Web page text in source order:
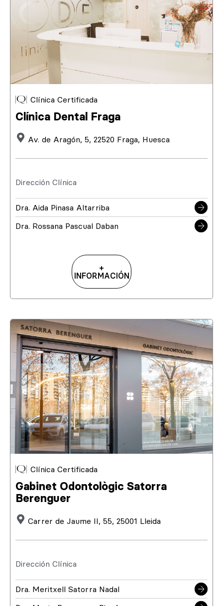
Clínica Certificada
Clínica Dental Fraga
Av. de Aragón, 5, 22520 Fraga, Huesca
Dirección Clínica
Dra. Aida Pinasa Altarriba
Dra. Rossana Pascual Daban
+
INFORMACIÓN
Clínica Certificada
Gabinet Odontològic Satorra
Berenguer
Carrer de Jaume II, 55, 25001 Lleida
Dirección Clínica
Dra. Meritxell Satorra Nadal